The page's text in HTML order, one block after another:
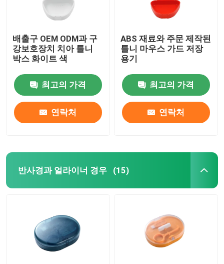
배출구 OEM ODM과 구
강보호장치 치아 틀니
박스 화이트 색
최고의 가격
연락처
ABS 재료와 주문 제작된
틀니 마우스 가드 저장
용기
최고의 가격
연락처
반사경과 얼라이너 경우 (15)